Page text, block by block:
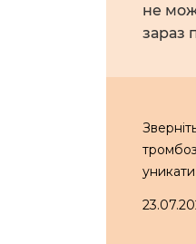
не
зараз